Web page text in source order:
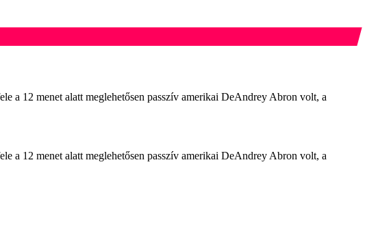
a 12 menet alatt meglehetősen passzív amerikai DeAndrey Abron volt, a
a 12 menet alatt meglehetősen passzív amerikai DeAndrey Abron volt, a